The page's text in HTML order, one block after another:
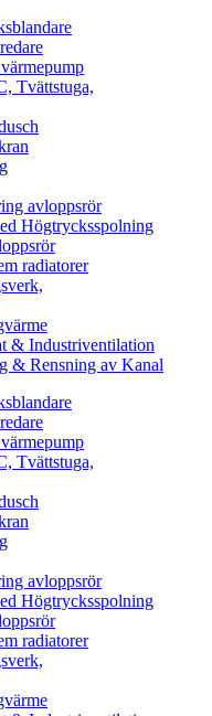
Tvättstuga,
avloppsrör
Högtrycksspolning
radiatorer
& Industriventilation
& Rensning av Kanal
Tvättstuga,
avloppsrör
Högtrycksspolning
radiatorer